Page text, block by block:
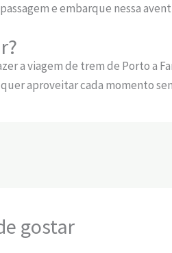
e embarque nessa
a viagem de trem de Porto a
aproveitar cada momento
gostar